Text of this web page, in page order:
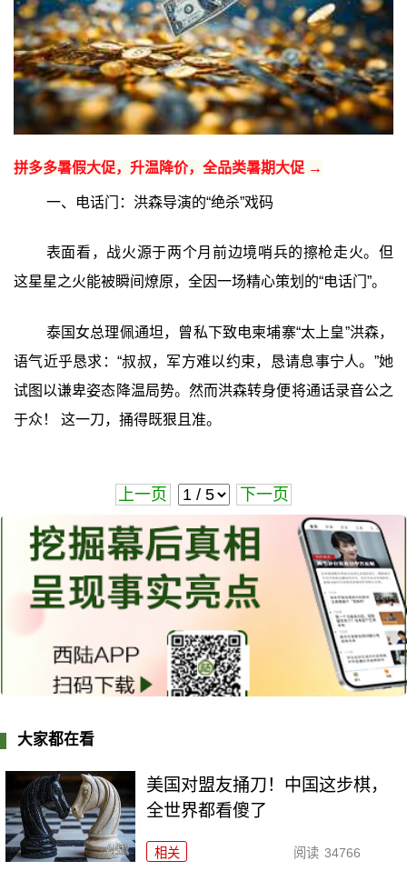
拼多多暑假大促，升温降价，全品类暑期大促 →
一、电话门：洪森导演的“绝杀”戏码
表面看，战火源于两个月前边境哨兵的擦枪走火。但
这星星之火能被瞬间燎原，全因一场精心策划的“电话门”。
泰国女总理佩通坦，曾私下致电柬埔寨“太上皇”洪森，
语气近乎恳求：“叔叔，军方难以约束，恳请息事宁人。”她
试图以谦卑姿态降温局势。然而洪森转身便将通话录音公之
于众！ 这一刀，捅得既狠且准。
上一页 下一页
大家都在看
美国对盟友捅刀！中国这步棋，
全世界都看傻了
相关 阅读 34766